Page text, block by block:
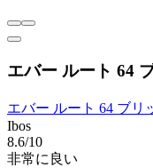
エバー ルート 64
エバー ルート 64 ブリ
Ibos
8.6/10
非常に良い